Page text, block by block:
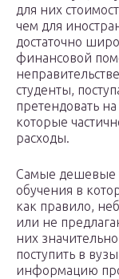
для них
чем для
достаточно
финансовой
студенты,
претендовать
которые
расходы.
Самые дешевые
обучения в
как правило,
или не
них
поступить в
информацию